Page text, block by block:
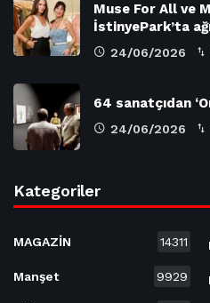
Muse For All ve
İstinyePark’ta
24/06/2026
64 sanatçıdan
24/06/2026
Kategoriler
MAGAZİN 14311
Manşet 9929